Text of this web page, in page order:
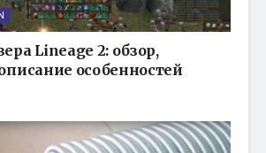
Lineage 2: обзор,
особенностей